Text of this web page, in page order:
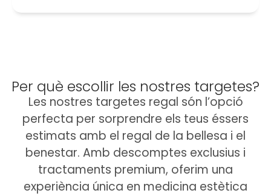
Per què escollir les nostres targetes?
Les nostres targetes regal són l’opció
perfecta per sorprendre els teus éssers
estimats amb el regal de la bellesa i el
benestar. Amb descomptes exclusius i
tractaments premium, oferim una
experiència única en medicina estètica